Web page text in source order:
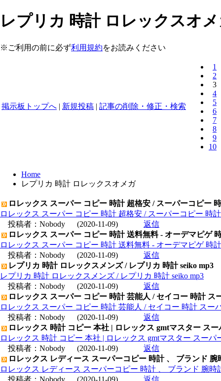
レプリカ 時計 ロレックスオ
※ご利用の前に必ず利用規約をお読みください
掲示板トップへ | 新規投稿 | 記事の削除・修正・検索
1
2
3
4
5
6
7
8
9
10
Home
レプリカ 時計 ロレックスオメガ
ロレックス スーパー コピー 時計 超格安 / スーパーコピー
ロレックス スーパー コピー 時計 超格安 / スーパーコピー 時
投稿者： Nobody (2020-11-09)
返信
ロレックス スーパー コピー 時計 送料無料 - オーデマピゲ
ロレックス スーパー コピー 時計 送料無料 - オーデマピゲ 時
投稿者： Nobody (2020-11-09)
返信
レプリカ 時計 ロレックスメンズ / レプリカ 時計 seiko mp3
レプリカ 時計 ロレックスメンズ / レプリカ 時計 seiko mp3
投稿者： Nobody (2020-11-09)
返信
ロレックス スーパー コピー 時計 芸能人 / セイコー 時計 ス
ロレックス スーパー コピー 時計 芸能人 / セイコー 時計 スー
投稿者： Nobody (2020-11-09)
返信
ロレックス 時計 コピー 本社 | ロレックス gmtマスター ス
ロレックス 時計 コピー 本社 | ロレックス gmtマスター スーパ
投稿者： Nobody (2020-11-09)
返信
ロレックス レディース スーパーコピー 時計 、 ブランド
ロレックス レディース スーパーコピー 時計 、 ブランド 腕時
投稿者： Nobody (2020-11-09)
返信